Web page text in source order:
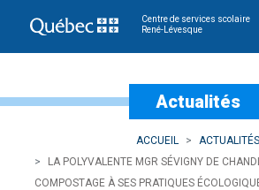
Centre de services scolaire
René-Lévesque
La polyvalente
Actualités
ACCUEIL
ACTUALITÉS
LA POLYVALENTE MGR SÉVIGNY DE
COMPOSTAGE À SES PRATIQUES